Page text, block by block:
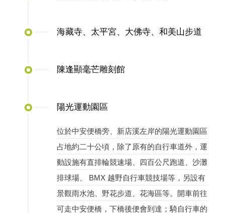
海藏寺、太平宮、大佛寺、和美山步道
陳逢顯毫芒雕刻館
陽光運動園區
位於中安便橋旁、新店溪左岸的陽光運動園區
占地約二十公頃，除了原有的自行車道外，運
動設施有直排輪競速場、四百公尺跑道、沙灘
排球場、 BMX 越野自行車競技場等，另設有
景觀雨水池、野花步道、花海區等。開車前往
可走中安便橋，下橋後便會到達；騎自行車的